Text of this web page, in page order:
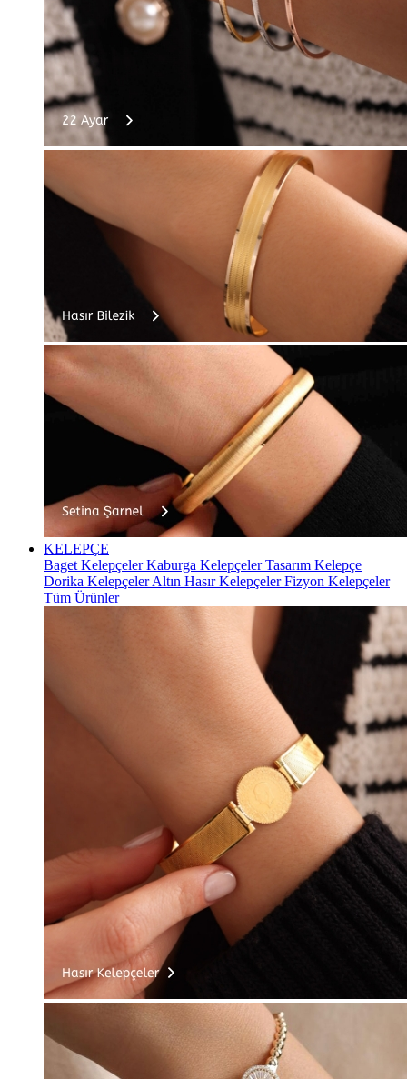
KELEPÇE
Baget KelepçelerKaburga KelepçelerTasarım Kelepçe
Dorika KelepçelerAltın Hasır KelepçelerFizyon Kelepçeler
Tüm Ürünler